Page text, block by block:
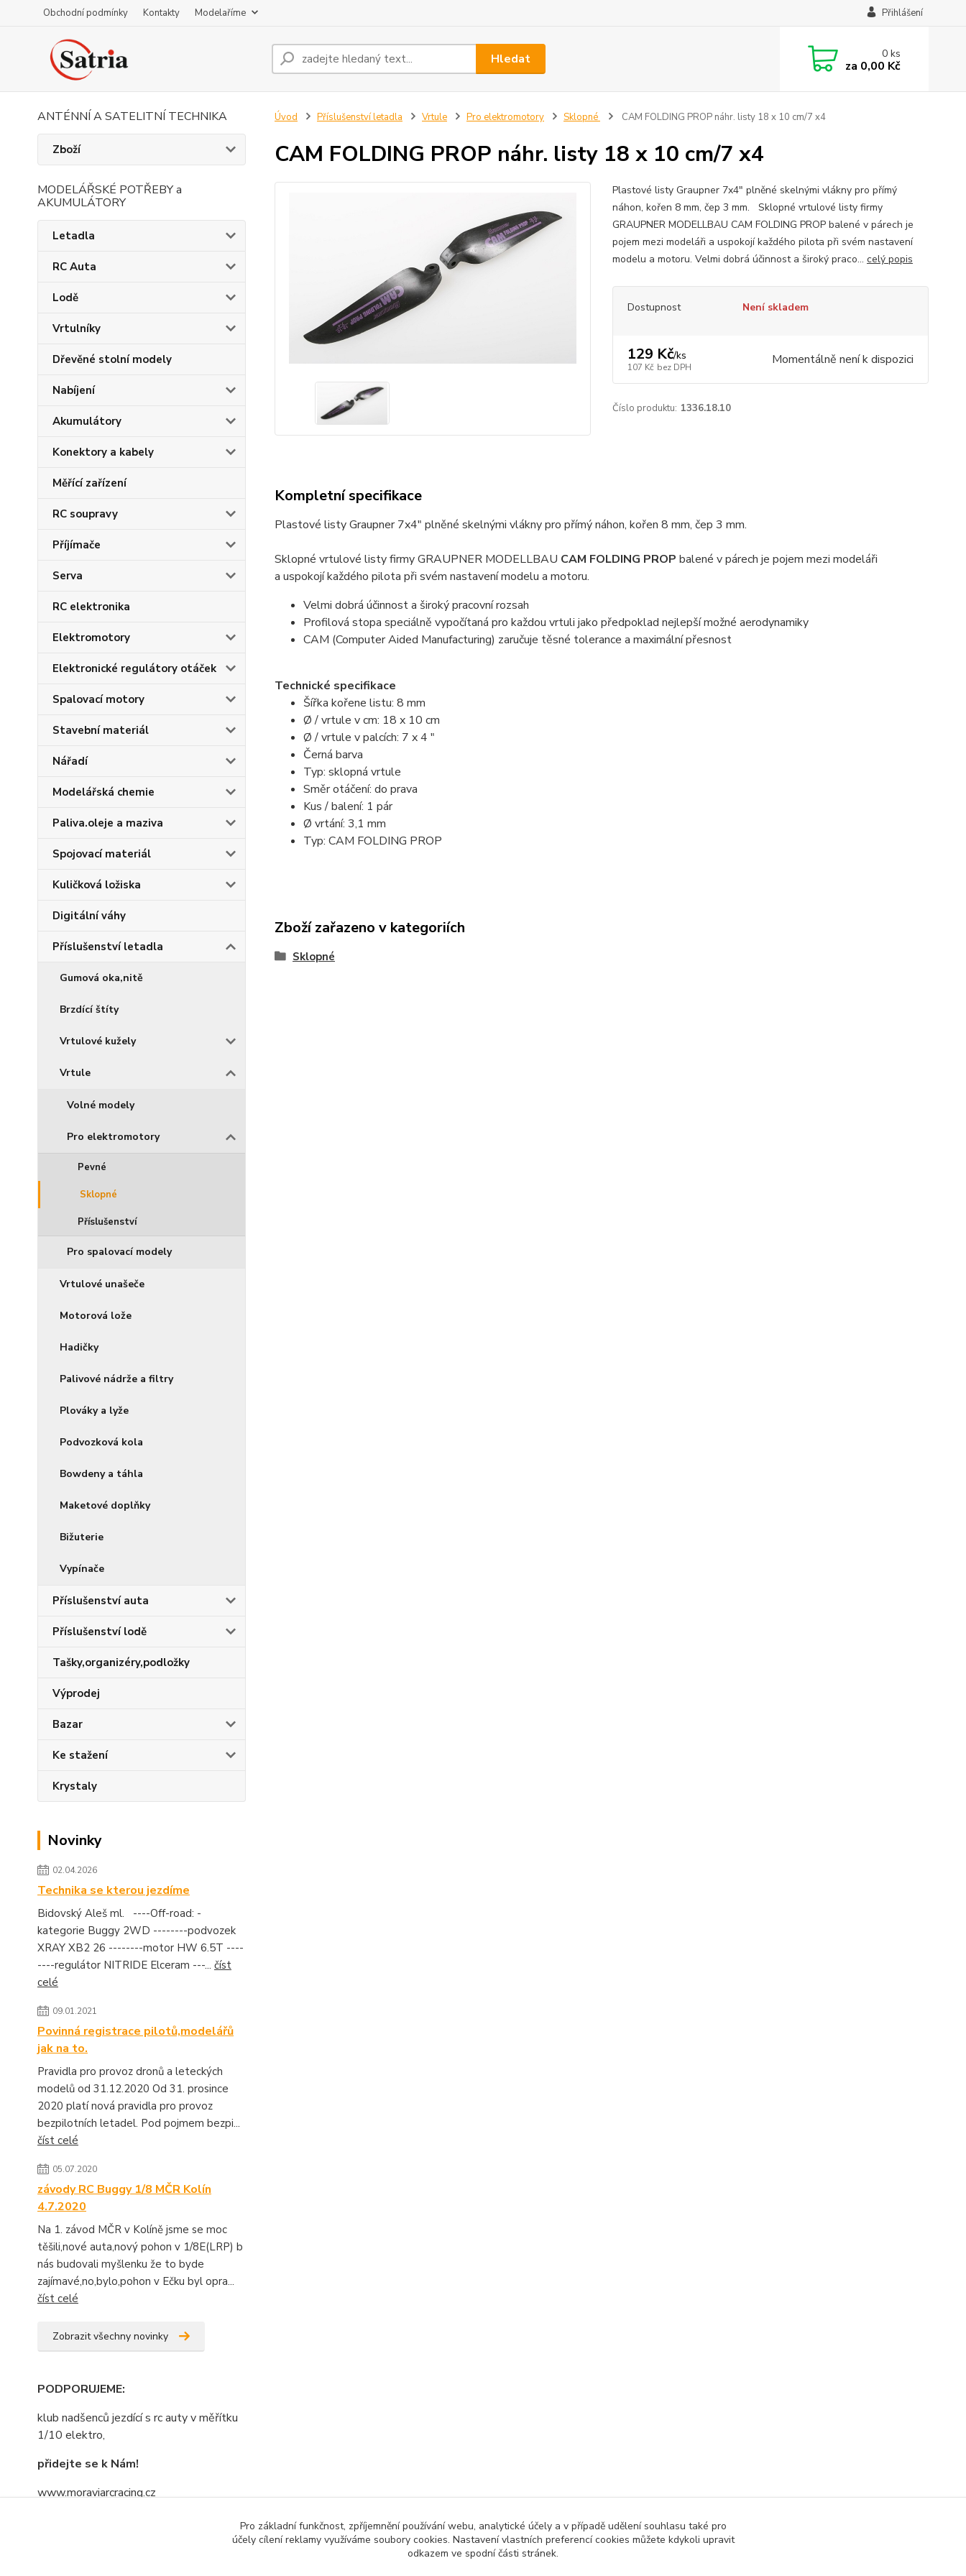
Obchodní podmínky Kontakty Modelaříme Přihlášení
Hledat 0ks
za 0,00 Kč
ANTÉNNÍ A SATELITNÍ TECHNIKA
Zboží
MODELÁŘSKÉ POTŘEBY a
AKUMULÁTORY
Letadla
RC Auta
Lodě
Vrtulníky
Dřevěné stolní modely
Nabíjení
Akumulátory
Konektory a kabely
Měřící zařízení
RC soupravy
Příjímače
Serva
RC elektronika
Elektromotory
Elektronické regulátory otáček
Spalovací motory
Stavební materiál
Nářadí
Modelářská chemie
Paliva.oleje a maziva
Spojovací materiál
Kuličková ložiska
Digitální váhy
Příslušenství letadla
Gumová oka,nitě
Brzdící štíty
Vrtulové kužely
Vrtule
Volné modely
Pro elektromotory
Pevné
Sklopné
Příslušenství
Pro spalovací modely
Vrtulové unašeče
Motorová lože
Hadičky
Palivové nádrže a filtry
Plováky a lyže
Podvozková kola
Bowdeny a táhla
Maketové doplňky
Bižuterie
Vypínače
Příslušenství auta
Příslušenství lodě
Tašky,organizéry,podložky
Výprodej
Bazar
Ke stažení
Krystaly
Novinky
02.04.2026
Technika se kterou jezdíme
Bidovský Aleš ml. ----Off-road: -
kategorie Buggy 2WD --------podvozek
XRAY XB2 26 --------motor HW 6.5T ----
----regulátor NITRIDE Elceram ---... číst
celé
09.01.2021
Povinná registrace pilotů,modelářů
jak na to.
Pravidla pro provoz dronů a leteckých
modelů od 31.12.2020 Od 31. prosince
2020 platí nová pravidla pro provoz
bezpilotních letadel. Pod pojmem bezpi...
číst celé
05.07.2020
závody RC Buggy 1/8 MČR Kolín
4.7.2020
Na 1. závod MČR v Kolíně jsme se moc
těšili,nové auta,nový pohon v 1/8E(LRP) b
nás budovali myšlenku že to byde
zajímavé,no,bylo,pohon v Ečku byl opra...
číst celé
Zobrazit všechny novinky
PODPORUJEME:
klub nadšenců jezdící s rc auty v měřítku
1/10 elektro,
přidejte se k Nám!
www.moraviarcracing.cz
Úvod Příslušenství letadla Vrtule Pro elektromotory Sklopné CAM FOLDING PROP náhr. listy 18 x 10 cm/7 x4
CAM FOLDING PROP náhr. listy 18 x 10 cm/7 x4
Plastové listy Graupner 7x4" plněné skelnými vlákny pro přímý
náhon, kořen 8 mm, čep 3 mm. Sklopné vrtulové listy firmy
GRAUPNER MODELLBAU CAM FOLDING PROP balené v párech je
pojem mezi modeláři a uspokojí každého pilota při svém nastavení
modelu a motoru. Velmi dobrá účinnost a široký praco... celý popis
Dostupnost Není skladem
129 Kč/ks
107 Kč bez DPH Momentálně není k dispozici
Číslo produktu: 1336.18.10
Kompletní specifikace
Plastové listy Graupner 7x4" plněné skelnými vlákny pro přímý náhon, kořen 8 mm, čep 3 mm.
Sklopné vrtulové listy firmy GRAUPNER MODELLBAU CAM FOLDING PROP balené v párech je pojem mezi modeláři
a uspokojí každého pilota při svém nastavení modelu a motoru.
Velmi dobrá účinnost a široký pracovní rozsah
Profilová stopa speciálně vypočítaná pro každou vrtuli jako předpoklad nejlepší možné aerodynamiky
CAM (Computer Aided Manufacturing) zaručuje těsné tolerance a maximální přesnost
Technické specifikace
Šířka kořene listu: 8 mm
Ø / vrtule v cm: 18 x 10 cm
Ø / vrtule v palcích: 7 x 4 "
Černá barva
Typ: sklopná vrtule
Směr otáčení: do prava
Kus / balení: 1 pár
Ø vrtání: 3,1 mm
Typ: CAM FOLDING PROP
Zboží zařazeno v kategoriích
Sklopné
Pro základní funkčnost, zpříjemnění používání webu, analytické účely a v případě udělení souhlasu také pro
účely cílení reklamy využíváme soubory cookies. Nastavení vlastních preferencí cookies můžete kdykoli upravit
odkazem ve spodní části stránek.